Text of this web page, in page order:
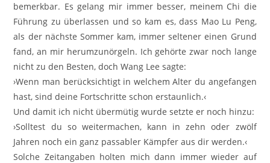
bemerkbar. Es gelang mir immer besser, meinem Chi die
Führung zu überlassen und so kam es, dass Mao Lu Peng,
als der nächste Sommer kam, immer seltener einen Grund
fand, an mir herumzunörgeln. Ich gehörte zwar noch lange
nicht zu den Besten, doch Wang Lee sagte:
›Wenn man berücksichtigt in welchem Alter du angefangen
hast, sind deine Fortschritte schon erstaunlich.‹
Und damit ich nicht übermütig wurde setzte er noch hinzu:
›Solltest du so weitermachen, kann in zehn oder zwölf
Jahren noch ein ganz passabler Kämpfer aus dir werden.‹
Solche Zeitangaben holten mich dann immer wieder auf